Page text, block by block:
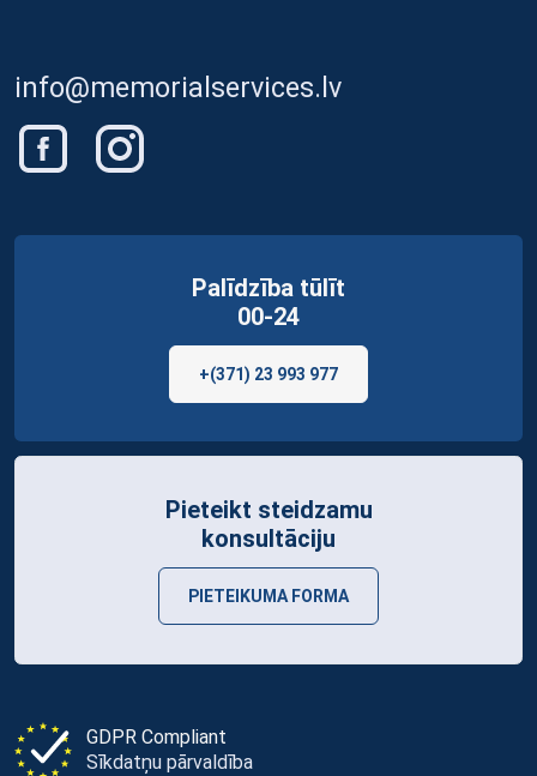
info@memorialservices.lv
GDPR Compliant
Sīkdatņu pārvaldība
Palīdzība tūlīt
00-24
+(371) 23 993 977
Pieteikt steidzamu
konsultāciju
PIETEIKUMA FORMA